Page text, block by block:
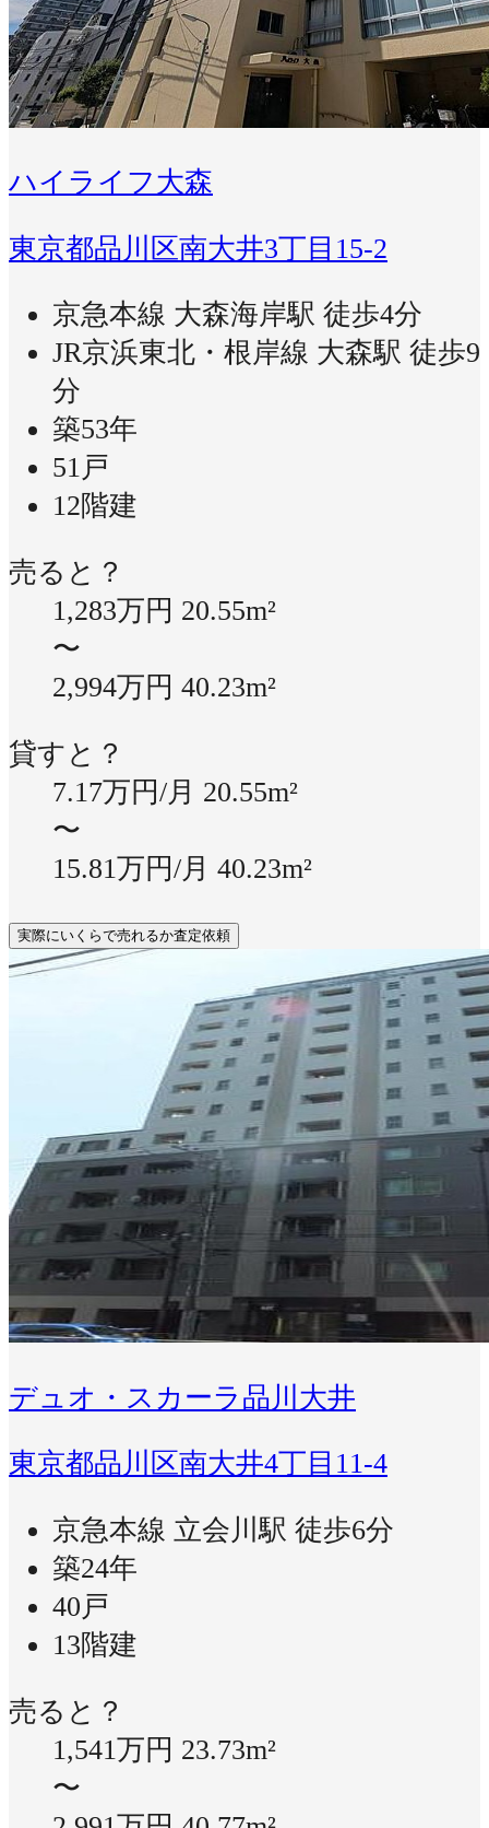
ハイライフ大森
東京都品川区南大井3丁目15-2
京急本線 大森海岸駅 徒歩4分
JR京浜東北・根岸線 大森駅 徒歩9
分
築53年
51戸
12階建
売ると？
1,283万円 20.55m²
〜
2,994万円 40.23m²
貸すと？
7.17万円/月 20.55m²
〜
15.81万円/月 40.23m²
実際にいくらで売れるか査定依頼
デュオ・スカーラ品川大井
東京都品川区南大井4丁目11-4
京急本線 立会川駅 徒歩6分
築24年
40戸
13階建
売ると？
1,541万円 23.73m²
〜